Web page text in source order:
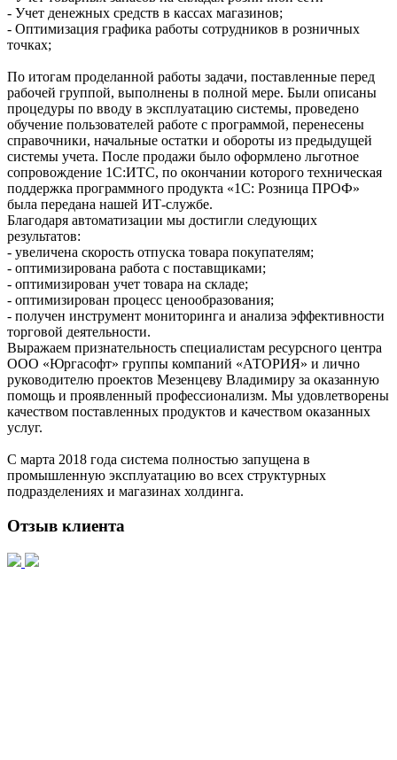
- Учет денежных средств в кассах магазинов;
- Оптимизация графика работы сотрудников в розничных
точках;
По итогам проделанной работы задачи, поставленные перед
рабочей группой, выполнены в полной мере. Были описаны
процедуры по вводу в эксплуатацию системы, проведено
обучение пользователей работе с программой, перенесены
справочники, начальные остатки и обороты из предыдущей
системы учета. После продажи было оформлено льготное
сопровождение 1С:ИТС, по окончании которого техническая
поддержка программного продукта «1С: Розница ПРОФ»
была передана нашей ИТ-службе.
Благодаря автоматизации мы достигли следующих
результатов:
- увеличена скорость отпуска товара покупателям;
- оптимизирована работа с поставщиками;
- оптимизирован учет товара на складе;
- оптимизирован процесс ценообразования;
- получен инструмент мониторинга и анализа эффективности
торговой деятельности.
Выражаем признательность специалистам ресурсного центра
ООО «Юргасофт» группы компаний «АТОРИЯ» и лично
руководителю проектов Мезенцеву Владимиру за оказанную
помощь и проявленный профессионализм. Мы удовлетворены
качеством поставленных продуктов и качеством оказанных
услуг.
С марта 2018 года система полностью запущена в
промышленную эксплуатацию во всех структурных
подразделениях и магазинах холдинга.
Отзыв клиента